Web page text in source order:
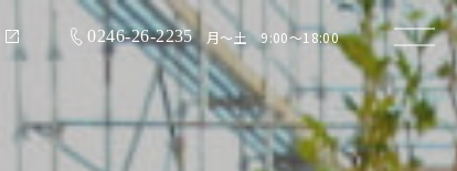
0246-26-2235 月〜土 9:00〜18:00